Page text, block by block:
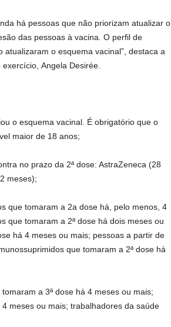
há pessoas que não priorizam atualizar o
das pessoas à vacina. O perfil de
o esquema vacinal”, destaca a
Angela Desirée.
o esquema vacinal. É obrigatório que o
maior de 18 anos;
no prazo da 2ª dose: AstraZeneca (28
meses);
que tomaram a 2a dose há, pelo menos, 4
que tomaram a 2ª dose há dois meses ou
há 4 meses ou mais; pessoas a partir de
que tomaram a 2ª dose há
a 3ª dose há 4 meses ou mais;
meses ou mais; trabalhadores da saúde